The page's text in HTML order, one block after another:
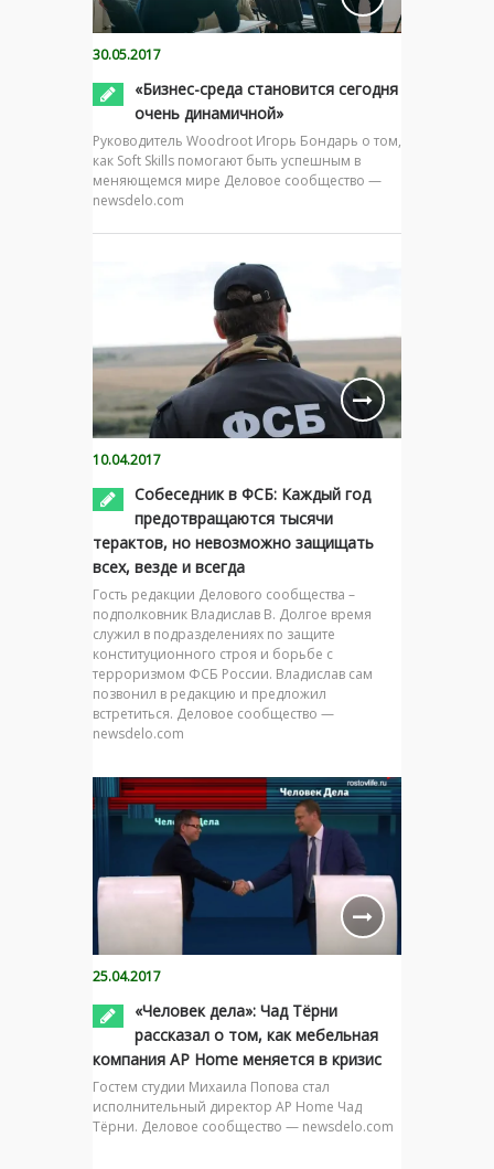
30.05.2017
«Бизнес-среда становится сегодня
очень динамичной»
Руководитель Woodroot Игорь Бондарь о том,
как Soft Skills помогают быть успешным в
меняющемся мире Деловое сообщество —
newsdelo.com
10.04.2017
Собеседник в ФСБ: Каждый год
предотвращаются тысячи
терактов, но невозможно защищать
всех, везде и всегда
Гость редакции Делового сообщества –
подполковник Владислав В. Долгое время
служил в подразделениях по защите
конституционного строя и борьбе с
терроризмом ФСБ России. Владислав сам
позвонил в редакцию и предложил
встретиться. Деловое сообщество —
newsdelo.com
25.04.2017
«Человек дела»: Чад Тёрни
рассказал о том, как мебельная
компания AP Home меняется в кризис
Гостем студии Михаила Попова стал
исполнительный директор AP Home Чад
Тёрни. Деловое сообщество — newsdelo.com